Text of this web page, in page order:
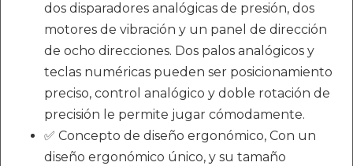
dos disparadores analógicas de presión, dos
motores de vibración y un panel de dirección
de ocho direcciones. Dos palos analógicos y
teclas numéricas pueden ser posicionamiento
preciso, control analógico y doble rotación de
precisión le permite jugar cómodamente.
✅ Concepto de diseño ergonómico, Con un
diseño ergonómico único, y su tamaño